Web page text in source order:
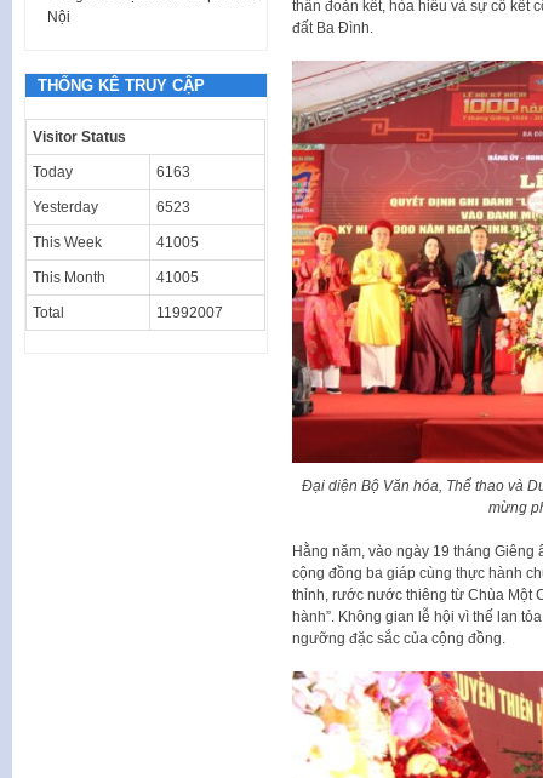
thần đoàn kết, hòa hiếu và sự cố kết
đất Ba Đình.
Đại diện Bộ Văn hóa, Thể thao và
mừng
Hằng năm, vào ngày 19 tháng
cộng đồng ba giáp cùng thực hành
thỉnh, rước nước thiêng từ Chùa Một
hành”. Không gian lễ hội vì thế lan
ngưỡng đặc sắc của cộng đồng.
Nội
THỐNG KÊ TRUY CẬP
Visitor Status
Today 6163
Yesterday 6523
This Week 41005
This Month 41005
Total 11992007